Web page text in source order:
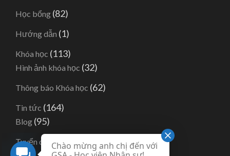
Học bổng (82)
Hướng dẫn (1)
Khóa học (113)
Hình ảnh khóa học (32)
Thông báo Khóa học (62)
Tin tức (164)
Blog (95)
Tuyển dụng(6)
Chào mừng anh chị đến với